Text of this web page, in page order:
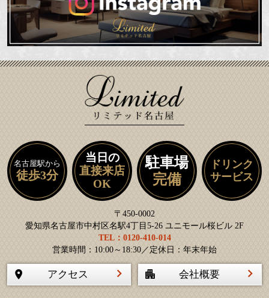
名古屋駅から
徒歩3分
当日の
直接来店
OK
駐車場
完備
ドリンク
サービス
〒450-0002
愛知県名古屋市中村区名駅4丁目5-26 ユニモール桜ビル 2F
TEL：0120-410-014
営業時間：10:00～18:30／定休日：年末年始
アクセス 会社概要